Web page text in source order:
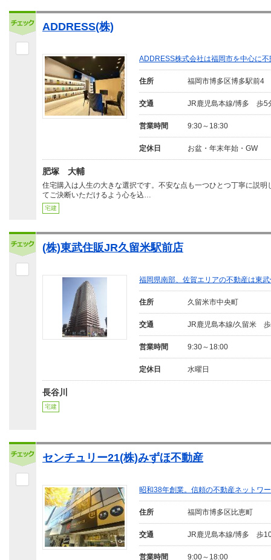
ADDRESS(株)
ADDRESS株式会社は福岡市を中心に
住所 福岡市博多区博多駅前4
交通 JR鹿児島本線/博多 歩5
営業時間 9:30～18:30
定休日 お盆・年末年始・GW
肥塚 大輔
住宅購入は人生の大きな選択です。不安な点も一つひとつ丁寧に説明
てご決断いただけるよう心を込…
宅建
(株)東武住販JR久留米駅前店
福岡県南部、佐賀エリアの不動産は東
住所 久留米市中央町
交通 JR鹿児島本線/久留米
営業時間 9:30～18:00
定休日 水曜日
長谷川
宅建
センチュリー21(株)みずほ不動産
昭和38年創業。信頼の不動産ネットワ
住所 福岡市博多区比恵町
交通 JR鹿児島本線/博多 歩
営業時間 9:00～18:00